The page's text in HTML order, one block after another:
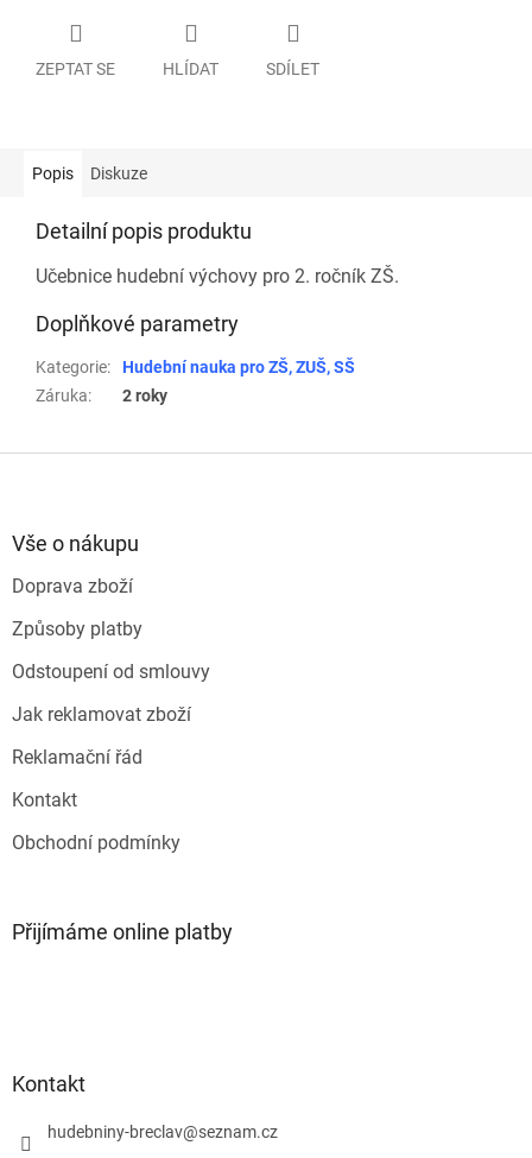
ZEPTAT SE HLÍDAT SDÍLET
Popis Diskuze
Detailní popis produktu
Učebnice hudební výchovy pro 2. ročník ZŠ.
Doplňkové parametry
Kategorie:
Hudební nauka pro ZŠ, ZUŠ, SŠ
Záruka: 2 roky
Vše o nákupu
Doprava zboží
Způsoby platby
Odstoupení od smlouvy
Jak reklamovat zboží
Reklamační řád
Kontakt
Obchodní podmínky
Přijímáme online platby
Kontakt
hudebniny-breclav@seznam.cz